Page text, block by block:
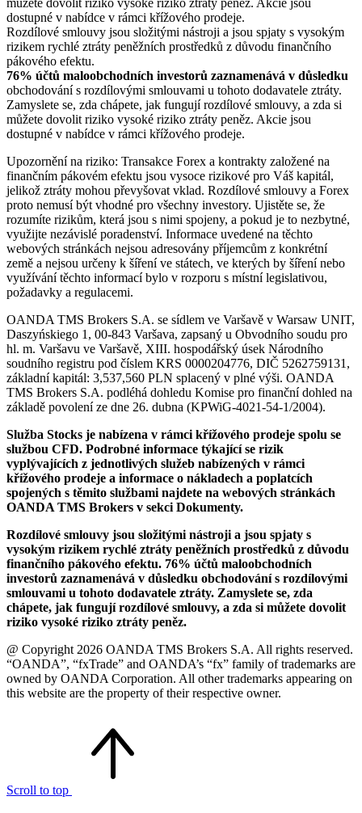
dostupné v nabídce v rámci křížového prodeje.
Rozdílové smlouvy jsou složitými nástroji a jsou spjaty s vysokým
rizikem rychlé ztráty peněžních prostředků z důvodu finančního
pákového efektu.
76% účtů maloobchodních investorů zaznamenává v důsledku
obchodování s rozdílovými smlouvami u tohoto dodavatele ztráty.
Zamyslete se, zda chápete, jak fungují rozdílové smlouvy, a zda si
můžete dovolit riziko vysoké riziko ztráty peněz. Akcie jsou
dostupné v nabídce v rámci křížového prodeje.
Upozornění na riziko: Transakce Forex a kontrakty založené na
finančním pákovém efektu jsou vysoce rizikové pro Váš kapitál,
jelikož ztráty mohou převyšovat vklad. Rozdílové smlouvy a Forex
proto nemusí být vhodné pro všechny investory. Ujistěte se, že
rozumíte rizikům, která jsou s nimi spojeny, a pokud je to nezbytné,
využijte nezávislé poradenství. Informace uvedené na těchto
webových stránkách nejsou adresovány příjemcům z konkrétní
země a nejsou určeny k šíření ve státech, ve kterých by šíření nebo
využívání těchto informací bylo v rozporu s místní legislativou,
požadavky a regulacemi.
OANDA TMS Brokers S.A. se sídlem ve Varšavě v Warsaw UNIT,
Daszyńskiego 1, 00-843 Varšava, zapsaný u Obvodního soudu pro
hl. m. Varšavu ve Varšavě, XIII. hospodářský úsek Národního
soudního registru pod číslem KRS 0000204776, DIČ 5262759131,
základní kapitál: 3,537,560 PLN splacený v plné výši. OANDA
TMS Brokers S.A. podléhá dohledu Komise pro finanční dohled na
základě povolení ze dne 26. dubna (KPWiG-4021-54-1/2004).
Služba Stocks je nabízena v rámci křížového prodeje spolu se
službou CFD. Podrobné informace týkající se rizik
vyplývajících z jednotlivých služeb nabízených v rámci
křížového prodeje a informace o nákladech a poplatcích
spojených s těmito službami najdete na webových stránkách
OANDA TMS Brokers v sekci Dokumenty.
Rozdílové smlouvy jsou složitými nástroji a jsou spjaty s
vysokým rizikem rychlé ztráty peněžních prostředků z důvodu
finančního pákového efektu. 76% účtů maloobchodních
investorů zaznamenává v důsledku obchodování s rozdílovými
smlouvami u tohoto dodavatele ztráty. Zamyslete se, zda
chápete, jak fungují rozdílové smlouvy, a zda si můžete dovolit
riziko vysoké riziko ztráty peněz.
@ Copyright 2026 OANDA TMS Brokers S.A. All rights reserved.
“OANDA”, “fxTrade” and OANDA’s “fx” family of trademarks are
owned by OANDA Corporation. All other trademarks appearing on
this website are the property of their respective owner.
Scroll to top